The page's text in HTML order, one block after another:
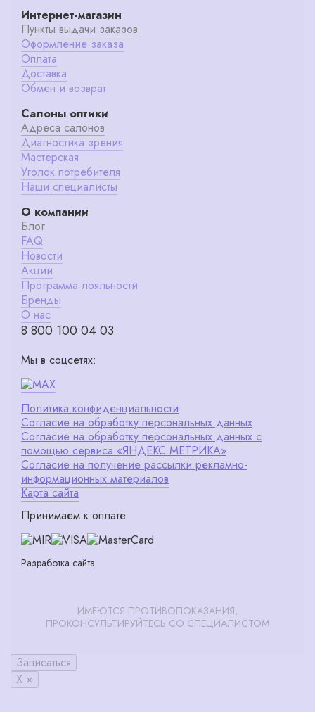
Интернет-магазин
Пункты выдачи заказов
Оформление заказа
Оплата
Доставка
Обмен и возврат
Салоны оптики
Адреса салонов
Диагностика зрения
Мастерская
Уголок потребителя
Наши специалисты
О компании
Блог
FAQ
Новости
Акции
Программа лояльности
Бренды
О нас
8 800 100 04 03
Мы в соцсетях:
Политика конфиденциальности
Согласие на обработку персональных данных
Согласие на обработку персональных данных с
помощью сервиса «ЯНДЕКС.МЕТРИКА»
Согласие на получение рассылки рекламно-
информационных материалов
Карта сайта
Принимаем к оплате
Разработка сайта
ИМЕЮТСЯ ПРОТИВОПОКАЗАНИЯ,
ПРОКОНСУЛЬТИРУЙТЕСЬ СО СПЕЦИАЛИСТОМ
Записаться
X ×